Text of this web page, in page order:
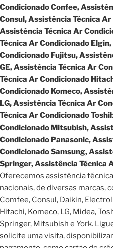
Condicionado Confee,
Consul, Assistência Técnica
Assistência Técnica Ar
Técnica Ar Condicionado
Condicionado Fujitsu,
GE, Assistência Técnica Ar
Técnica Ar Condicionado
Condicionado Komeco,
LG, Assistência Técnica Ar
Técnica Ar Condicionado
Condicionado Mitsubish,
Condicionado Panasonic,
Condicionado Samsung,
Springer, Assistência Técnica
Oferecemos assistência
nacionais, de diversas marcas,
Comfee, Consul, Daikin,
Hitachi, Komeco, LG, Midea,
Springer, Mitsubish e York.
solicite uma visita,